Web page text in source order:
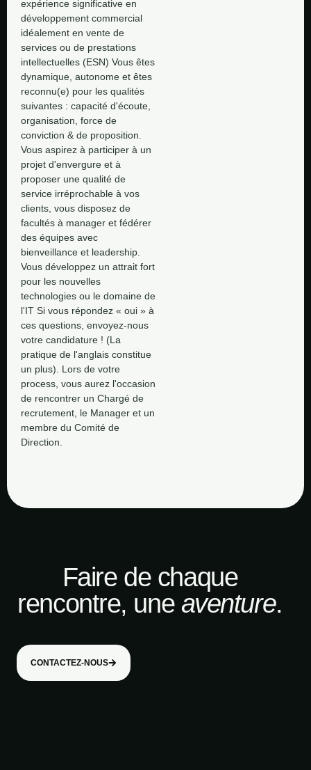
expérience significative en
développement commercial
idéalement en vente de
services ou de prestations
intellectuelles (ESN) Vous êtes
dynamique, autonome et êtes
reconnu(e) pour les qualités
suivantes : capacité d'écoute,
organisation, force de
conviction & de proposition.
Vous aspirez à participer à un
projet d'envergure et à
proposer une qualité de
service irréprochable à vos
clients, vous disposez de
facultés à manager et fédérer
des équipes avec
bienveillance et leadership.
Vous développez un attrait fort
pour les nouvelles
technologies ou le domaine de
l'IT Si vous répondez « oui » à
ces questions, envoyez-nous
votre candidature ! (La
pratique de l'anglais constitue
un plus). Lors de votre
process, vous aurez l'occasion
de rencontrer un Chargé de
recrutement, le Manager et un
membre du Comité de
Direction.
Faire de chaque
rencontre, une aventure.
CONTACTEZ-NOUS